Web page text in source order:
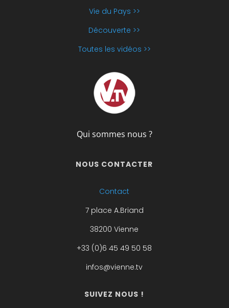
Vie du Pays >>
Découverte >>
Toutes les vidéos >>
Qui sommes nous ?
NOUS CONTACTER
Contact
7 place A.Briand
38200 Vienne
+33 (0)6 45 49 50 58
infos@vienne.tv
SUIVEZ NOUS !